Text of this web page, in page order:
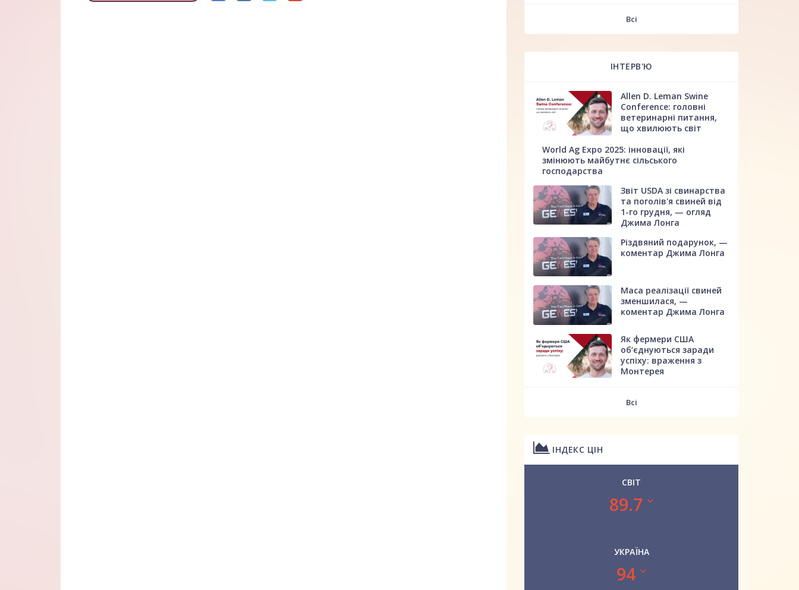
Всі
ІНТЕРВ'Ю
Allen D. Leman Swine
Conference: головні
ветеринарні питання,
що хвилюють світ
World Ag Expo 2025: інновації, які
змінюють майбутнє сільського
господарства
Звіт USDA зі свинарства
та поголів'я свиней від
1-го грудня, — огляд
Джима Лонга
Різдвяний подарунок, —
коментар Джима Лонга
Маса реалізації свиней
зменшилася, —
коментар Джима Лонга
Як фермери США
об’єднуються заради
успіху: враження з
Монтерея
Всі
ІНДЕКС ЦІН
СВІТ
89.7
УКРАЇНА
94